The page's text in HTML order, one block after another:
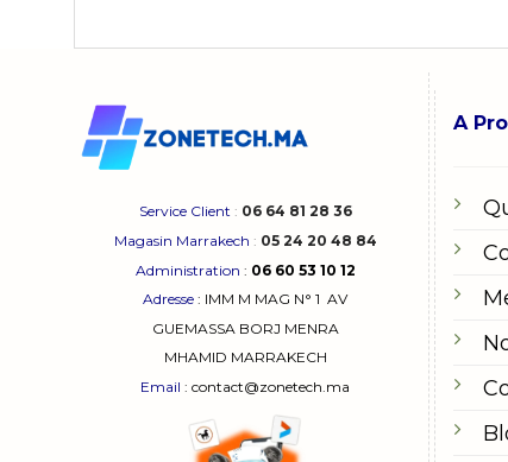
Service Client : 06 64 81 28 36
Magasin Marrakech : 05 24 20 48 84
Administration : 06 60 53 10 12
Adresse : IMM M MAG N° 1AV
GUEMASSA BORJ MENRA
MHAMID MARRAKECH
Email : contact@zonetech.ma
A